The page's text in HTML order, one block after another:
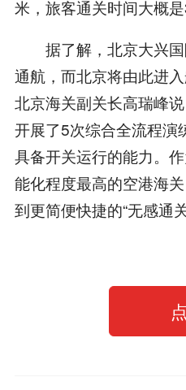
米，旅客通关时间大概
据了解，北京大兴国
通航，而北京将由此进入
北京海关副关长高瑞峰
开展了5次综合全流程演
具备开关运行的能力。
能化程度最高的空港海
到更简便快捷的“无感通关